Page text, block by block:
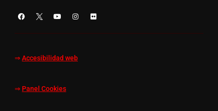
⇒ Accesibilidad web
⇒ Panel Cookies